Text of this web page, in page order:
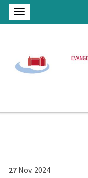
27 Nov. 2024